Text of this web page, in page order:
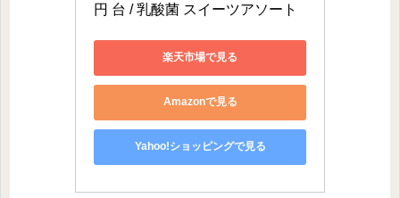
円 台 / 乳酸菌 スイーツアソート
楽天市場で見る
Amazonで見る
Yahoo!ショッピングで見る